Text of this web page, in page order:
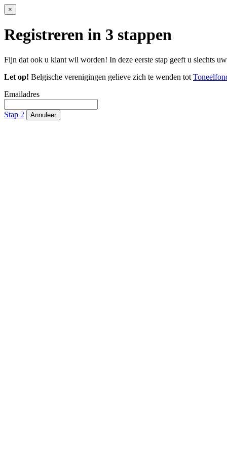
×
Registreren in 3 stappen
Fijn dat ook u klant wil worden! In deze eerste stap geeft u slechts
Let op! Belgische verenigingen gelieve zich te wenden tot
Emailadres
Stap 2 Annuleer